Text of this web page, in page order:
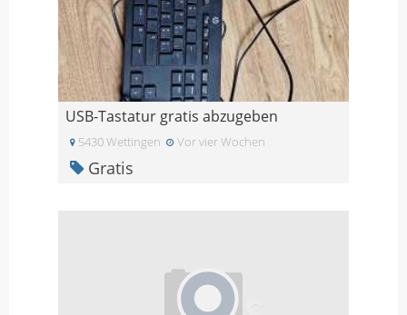
USB-Tastatur gratis abzugeben
5430 Wettingen Vor vier Wochen
Gratis